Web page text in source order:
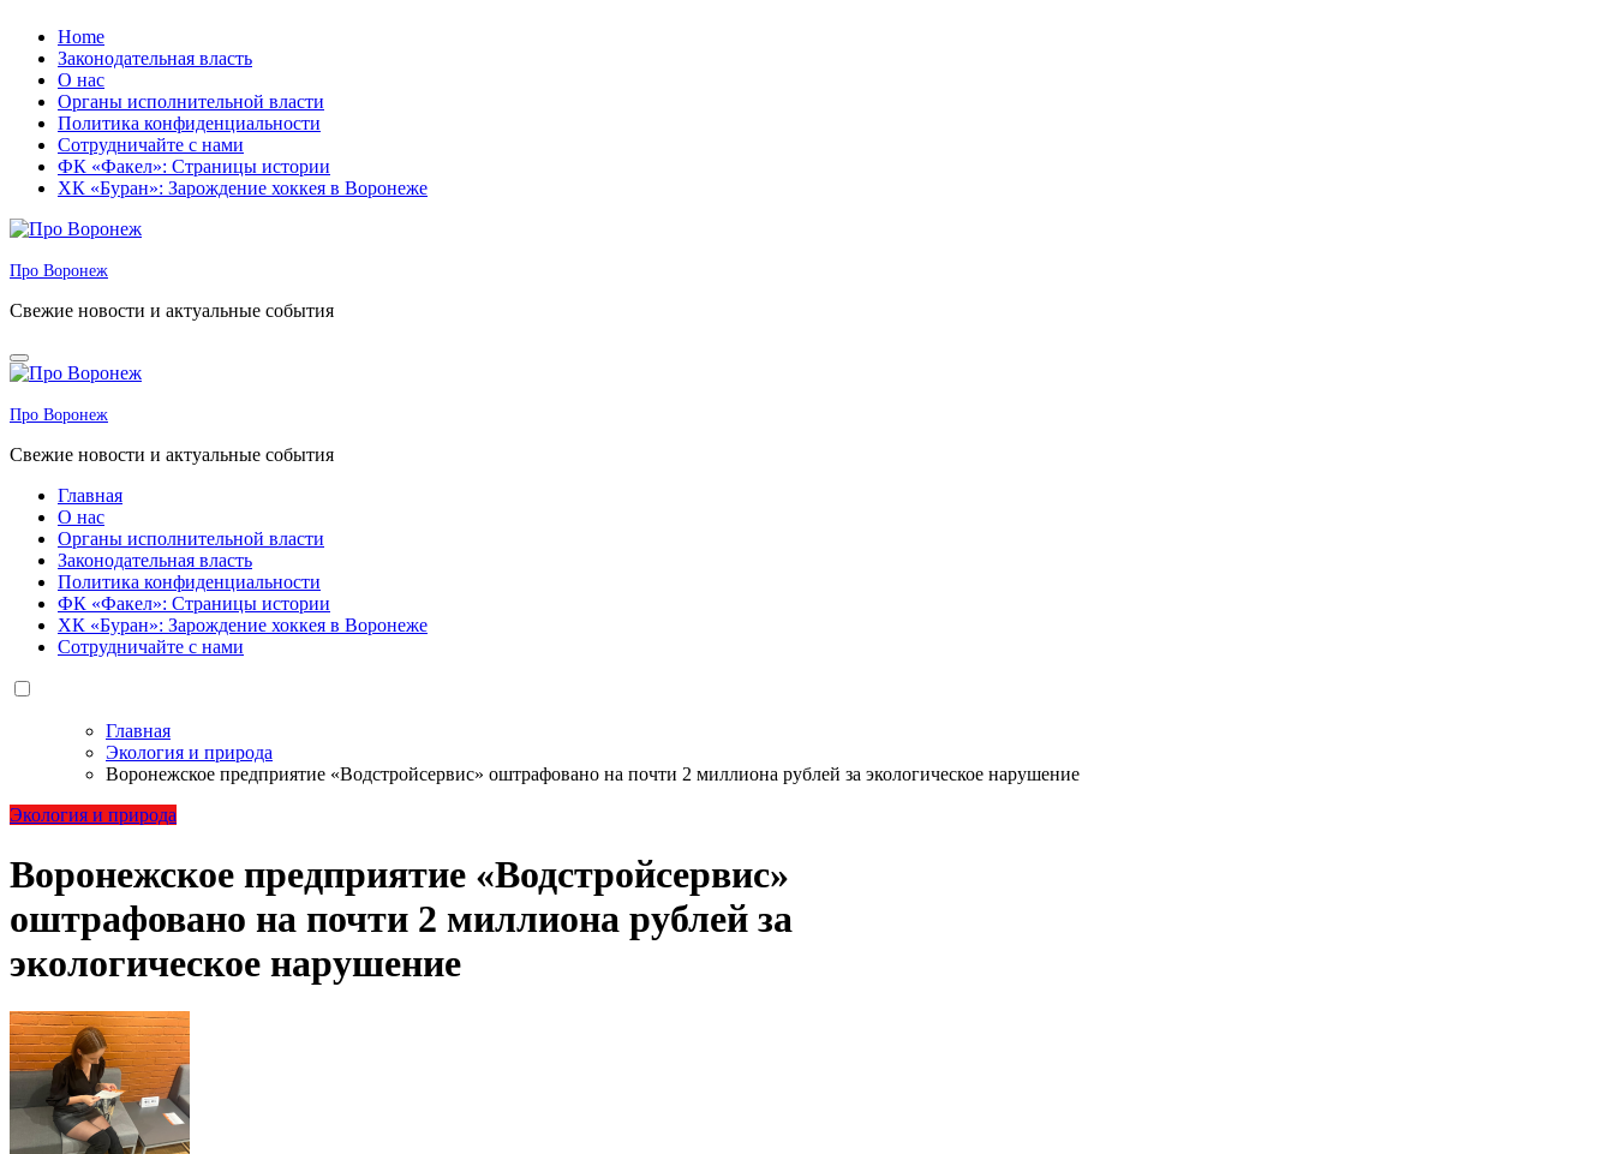
Перейти
содержанию
Home
Законодательная власть
О нас
Органы исполнительной власти
Политика конфиденциальности
Сотрудничайте с нами
ФК «Факел»: Страницы истории
ХК «Буран»: Зарождение хоккея в Воронеже
Про Воронеж
Свежие новости и актуальные события
Про Воронеж
Свежие новости и актуальные события
Главная
О нас
Органы исполнительной власти
Законодательная власть
Политика конфиденциальности
ФК «Факел»: Страницы истории
ХК «Буран»: Зарождение хоккея в Воронеже
Сотрудничайте с нами
Главная
Экология и природа
Воронежское предприятие «Водстройсервис» оштрафовано на почти 2 миллиона рублей за экологическое нарушение
Экология и природа
Воронежское предприятие «Водстройсервис»
оштрафовано на почти 2 миллиона рублей за
экологическое нарушение